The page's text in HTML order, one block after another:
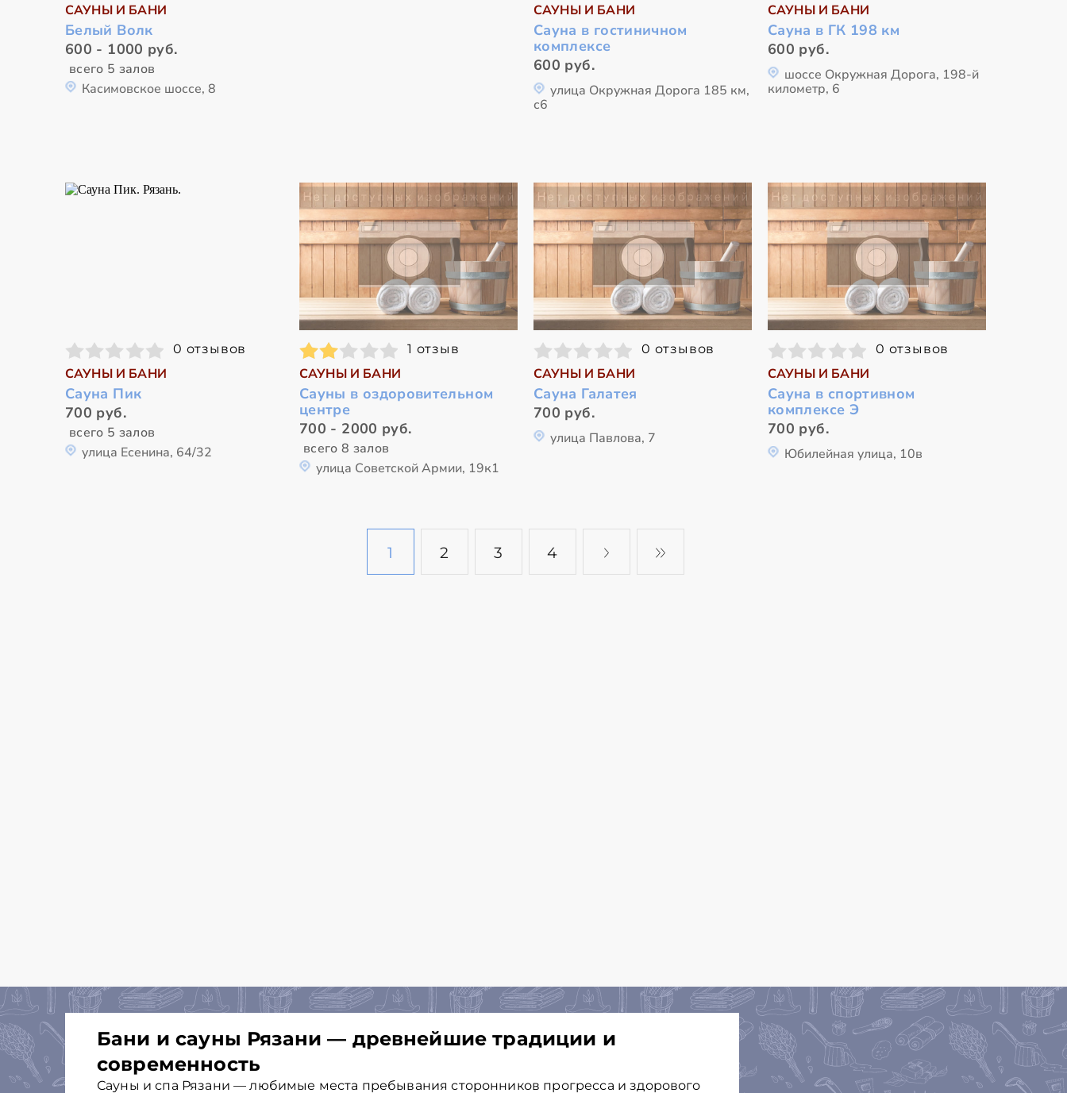
САУНЫ И БАНИ
Белый Волк
600 - 1000 руб.
всего 5 залов
Касимовское шоссе, 8
САУНЫ И БАНИ
Сауна в гостиничном
комплексе
600 руб.
улица Окружная Дорога 185 км,
с6
САУНЫ И БАНИ
Сауна в ГК 198 км
600 руб.
шоссе Окружная Дорога, 198-й
километр, 6
0 отзывов
САУНЫ И БАНИ
Сауна Пик
700 руб.
всего 5 залов
улица Есенина, 64/32
1 отзыв
САУНЫ И БАНИ
Сауны в оздоровительном
центре
700 - 2000 руб.
всего 8 залов
улица Советской Армии, 19к1
0 отзывов
САУНЫ И БАНИ
Сауна Галатея
700 руб.
улица Павлова, 7
0 отзывов
САУНЫ И БАНИ
Сауна в спортивном
комплексе Э
700 руб.
Юбилейная улица, 10в
1 2 3 4
Бани и сауны Рязани — древнейшие традиции и
современность
Сауны и спа Рязани — любимые места пребывания сторонников прогресса и здорового